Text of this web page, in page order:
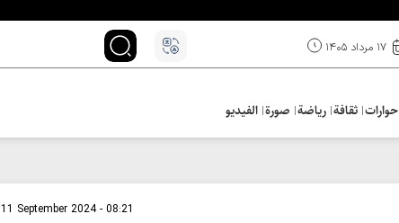
۱۷ مرداد ۱۴۰۵
حوارات ثقافة رياضة صورة الفيديو
11 September 2024 - 08:21